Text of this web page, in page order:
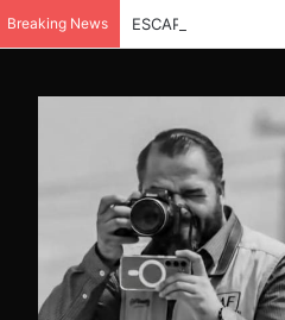
Breaking News ESCAPAN